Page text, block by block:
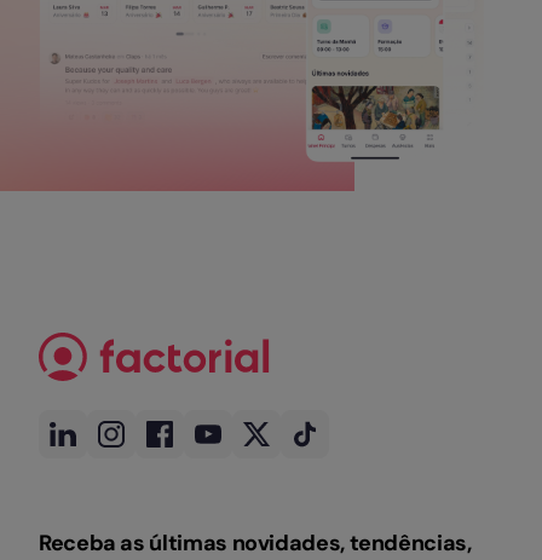
Receba as últimas novidades, tendências,